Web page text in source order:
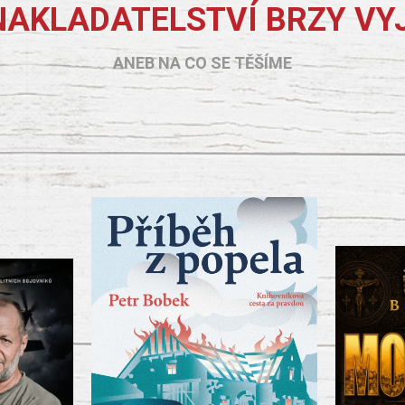
BRZY
ANEB NA CO SE TĚŠÍME